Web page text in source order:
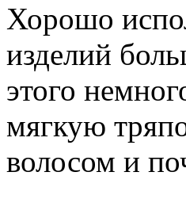
Хорошо
изделий
этого
мягкую
волосом и